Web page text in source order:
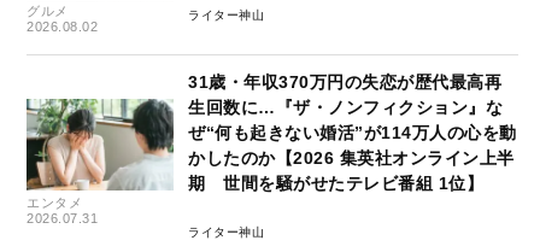
グルメ
2026.08.02
ライター神山
エンタメ
2026.07.31
31歳・年収370万円の失恋が歴代最高再
生回数に…『ザ・ノンフィクション』な
ぜ“何も起きない婚活”が114万人の心を動
かしたのか【2026 集英社オンライン上半
期 世間を騒がせたテレビ番組 1位】
ライター神山